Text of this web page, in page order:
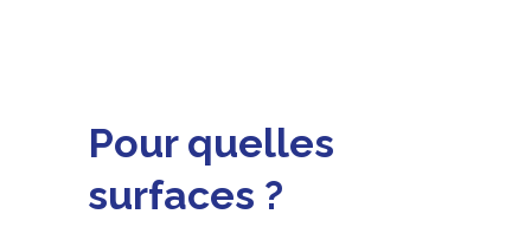
Pour quelles
surfaces ?